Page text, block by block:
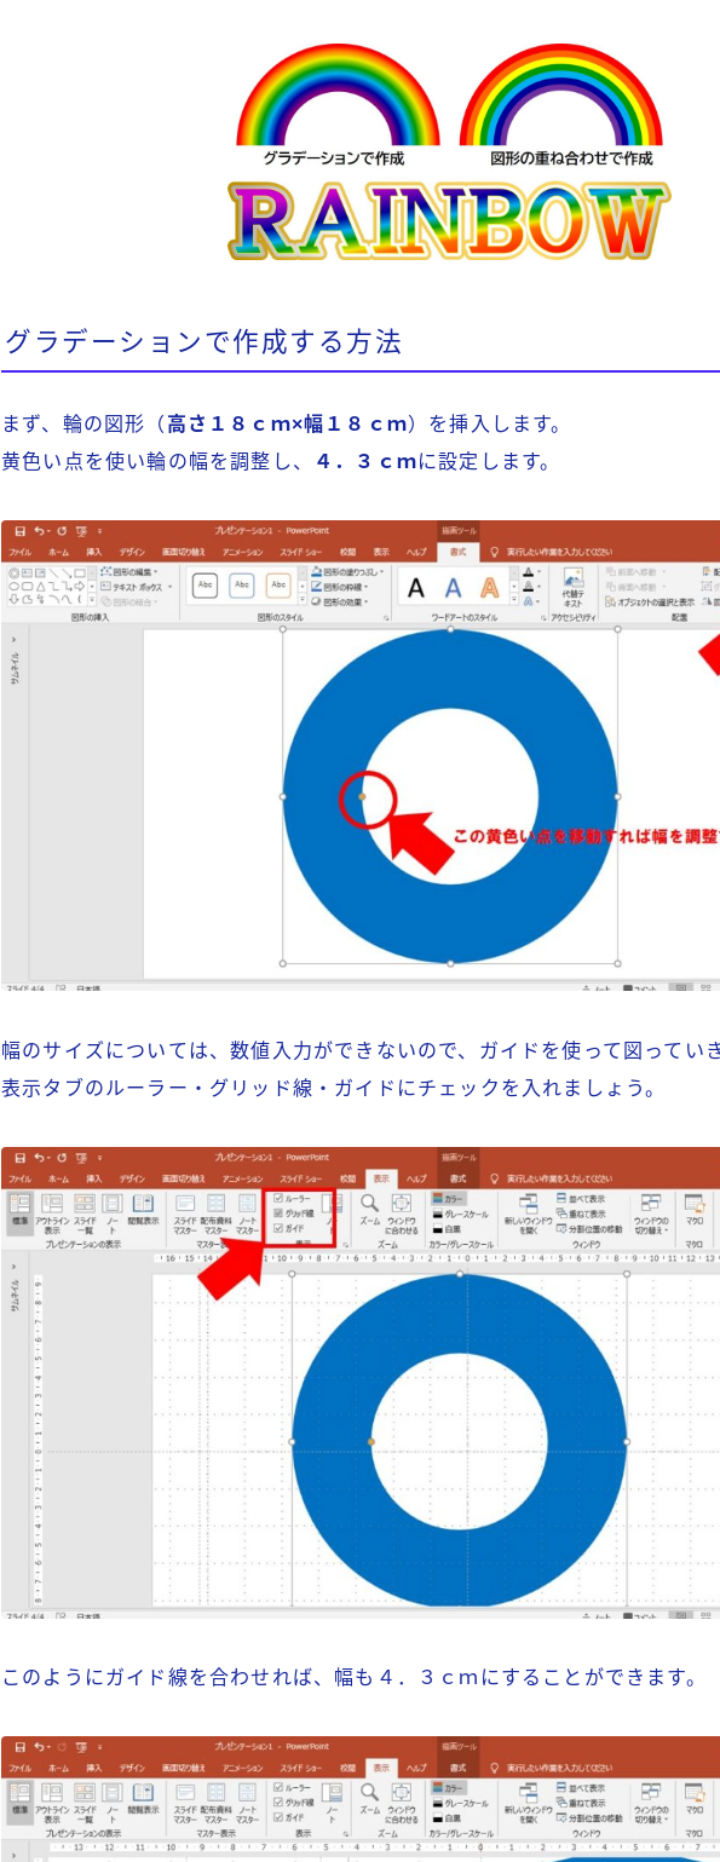
グラデーションで作成する方法
まず、輪の図形（ 高さ１８ｃｍ×幅１８ｃｍ）を挿入します。
黄色い点を使い輪の幅を調整し、
４．３ｃｍに設定します。
幅のサイズについては、数値入力ができないので、ガイドを使って図ってい
表示タブのルーラー・グリッド線・ガイドにチェックを入れましょう。
このようにガイド線を合わせれば、幅も４．３ｃｍにすることができます。